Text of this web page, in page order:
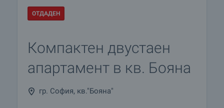
ОТДАДЕН
Компактен двустаен
апартамент в кв. Бояна
гр. София, кв."Бояна"